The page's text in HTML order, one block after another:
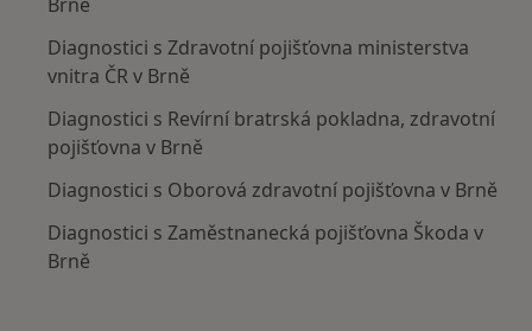
Diagnostici s Zdravotní pojišťovna ministerstva
vnitra ČR v Brně
Diagnostici s Revírní bratrská pokladna, zdravotní
pojišťovna v Brně
Diagnostici s Oborová zdravotní pojišťovna v Brně
Diagnostici s Zaměstnanecká pojišťovna Škoda v
Brně